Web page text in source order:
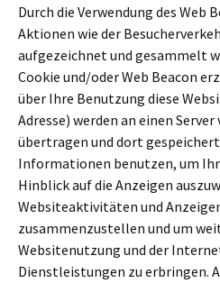
Durch die Verwendung des Web
Aktionen wie der
aufgezeichnet und gesammelt
Cookie und/oder Web Beacon
über Ihre Benutzung diese
Adresse) werden an einen Server
übertragen und dort
Informationen benutzen, um
Hinblick auf die Anzeigen
Websiteaktivitäten und
zusammenzustellen und um
Websitenutzung und der
Dienstleistungen zu erbringen.